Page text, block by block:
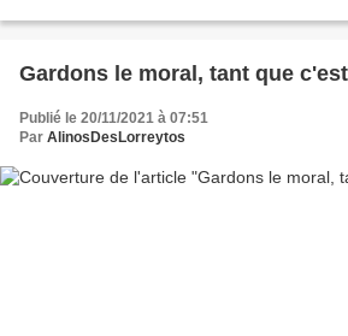
Gardons le moral, tant que
Publié le 20/11/2021 à 07:51
Par AlinosDesLorreytos